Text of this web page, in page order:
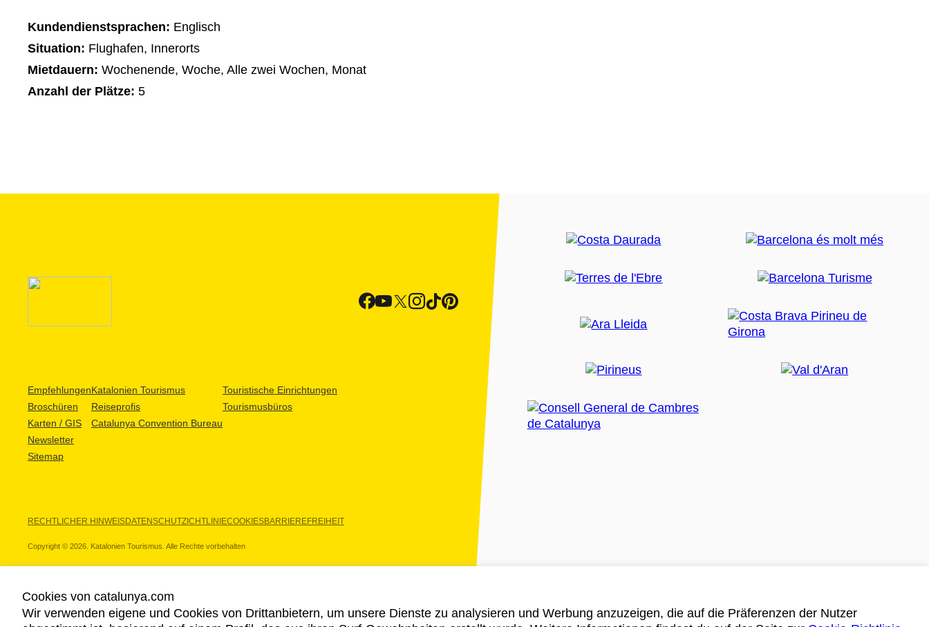
Kundendienstsprachen: Englisch
Situation: Flughafen, Innerorts
Mietdauern: Wochenende, Woche, Alle zwei Wochen, Monat
Anzahl der Plätze: 5
Empfehlungen
Broschüren
Karten / GIS
Newsletter
Sitemap
Katalonien Tourismus
Reiseprofis
Catalunya Convention Bureau
Touristische Einrichtungen
Tourismusbüros
RECHTLICHER HINWEISDATENSCHUTZICHTLINIECOOKIESBARRIEREFREIHEIT
Copyright © 2026. Katalonien Tourismus. Alle Rechte vorbehalten
UNSERE PARTNER
Cookies von catalunya.com
Wir verwenden eigene und Cookies von Drittanbietern, um unsere Dienste zu analysieren und Werbung anzuzeigen, die auf die Präferenzen der Nutzer